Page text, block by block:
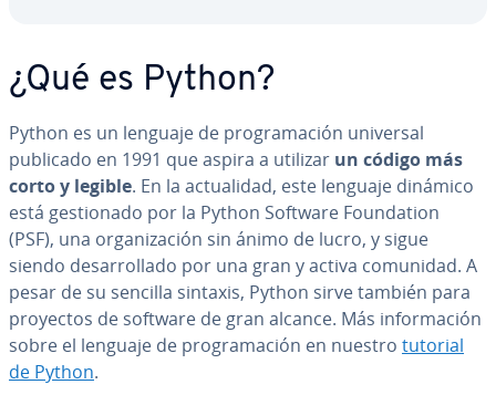
¿Qué es Python?
Python es un lenguaje de pro­gra­ma­ción universal
publicado en 1991 que aspira a utilizar un código más
corto y legible. En la ac­tua­li­dad, este lenguaje dinámico
está ge­s­tio­na­do por la Python Software Fou­n­da­tion
(PSF), una or­ga­ni­za­ción sin ánimo de lucro, y sigue
siendo de­sa­rro­lla­do por una gran y activa comunidad. A
pesar de su sencilla sintaxis, Python sirve también para
proyectos de software de gran alcance. Más in­fo­r­ma­ción
sobre el lenguaje de pro­gra­ma­ción en nuestro tutorial
de Python.